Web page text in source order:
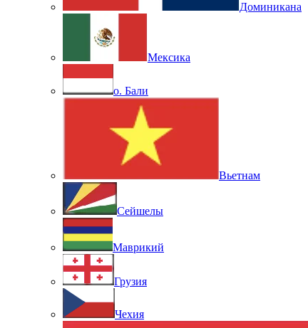
Доминикана
Мексика
о. Бали
Вьетнам
Сейшелы
Маврикий
Грузия
Чехия